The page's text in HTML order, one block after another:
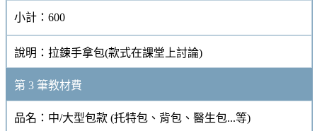
小計： 600
說明： 拉鍊手拿包(款式在課堂上討論)
第 3 筆教材費
品名： 中/大型包款 (托特包、背包、醫生包...等)